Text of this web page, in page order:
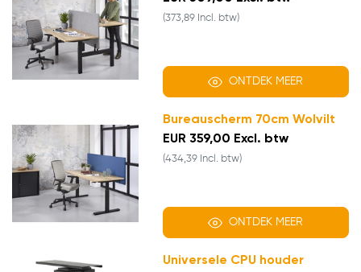
(373,89 Incl. btw)
ONTDEK MEER
Bureauscherm 70cm Wolvilt
EUR 359,00 Excl. btw
(434,39 Incl. btw)
ONTDEK MEER
Universele CPU houder